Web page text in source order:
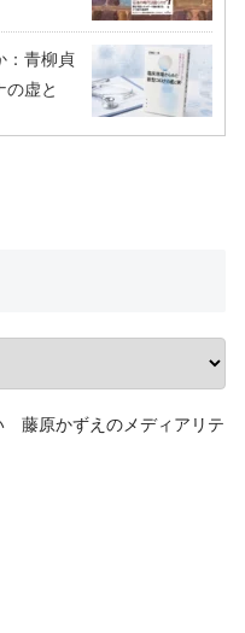
：青柳貞
の虚と
藤原かずえのメディアリテ